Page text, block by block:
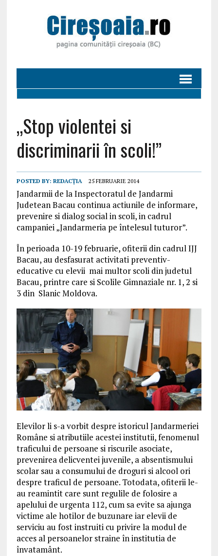
„Stop violentei si
discriminarii în scoli!”
POSTED BY: REDACȚIA 25 FEBRUARIE 2014
Jandarmii de la Inspectoratul de Jandarmi
Judetean Bacau continua actiunile de informare,
prevenire si dialog social in scoli, in cadrul
campaniei „Jandarmeria pe întelesul tuturor”.
În perioada 10-19 februarie, ofiterii din cadrul IJJ
Bacau, au desfasurat activitati preventiv-
educative cu elevii mai multor scoli din judetul
Bacau, printre care si Scolile Gimnaziale nr. 1, 2 si
3 din Slanic Moldova.
Elevilor li s-a vorbit despre istoricul Jandarmeriei
Române si atributiile acestei institutii, fenomenul
traficului de persoane si riscurile asociate,
prevenirea delicventei juvenile, a absentismului
scolar sau a consumului de droguri si alcool ori
despre traficul de persoane. Totodata, ofiterii le-
au reamintit care sunt regulile de folosire a
apelului de urgenta 112, cum sa evite sa ajunga
victime ale hotilor de buzunare iar elevii de
serviciu au fost instruiti cu privire la modul de
acces al persoanelor straine în institutia de
învatamânt.